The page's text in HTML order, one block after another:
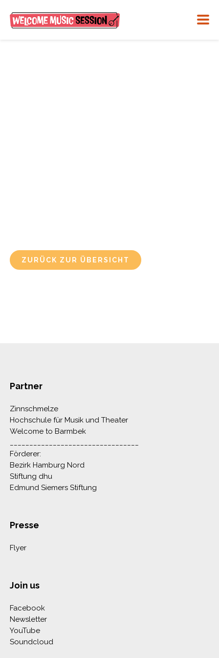
ZURÜCK ZUR ÜBERSICHT
Partner
Zinnschmelze
Hochschule für Musik und Theater
Welcome to Barmbek
Förderer:
Bezirk Hamburg Nord
Stiftung dhu
Edmund Siemers Stiftung
Presse
Flyer
Join us
Facebook
Newsletter
YouTube
Soundcloud